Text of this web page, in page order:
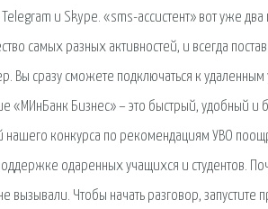
и Skype. «sms-ассистент» вот уже два
самых разных активностей, и всегда
Вы сразу сможете подключаться к удаленным
«МИнБанк Бизнес» – это быстрый, удобный и
нашего конкурса по рекомендациям УВО
одаренных учащихся и студентов.
вызывали. Чтобы начать разговор, запустите